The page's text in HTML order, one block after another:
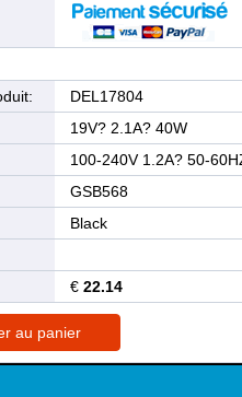
DEL17804
19V? 2.1A? 40W
100-240V 1.2A? 50-
GSB568
Black
€22.14
au panier